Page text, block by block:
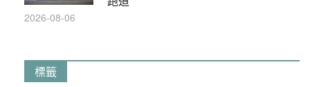
2026-08-06
標籤